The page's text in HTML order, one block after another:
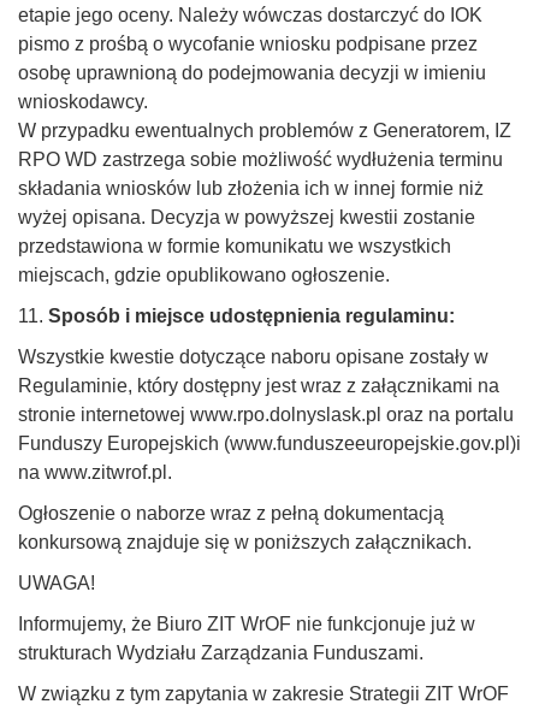
etapie jego oceny. Należy wówczas dostarczyć do IOK
pismo z prośbą o wycofanie wniosku podpisane przez
osobę uprawnioną do podejmowania decyzji w imieniu
wnioskodawcy.
W przypadku ewentualnych problemów z Generatorem, IZ
RPO WD zastrzega sobie możliwość wydłużenia terminu
składania wniosków lub złożenia ich w innej formie niż
wyżej opisana. Decyzja w powyższej kwestii zostanie
przedstawiona w formie komunikatu we wszystkich
miejscach, gdzie opublikowano ogłoszenie.
11. Sposób i miejsce udostępnienia regulaminu:
Wszystkie kwestie dotyczące naboru opisane zostały w
Regulaminie, który dostępny jest wraz z załącznikami na
stronie internetowej www.rpo.dolnyslask.pl oraz na portalu
Funduszy Europejskich (www.funduszeeuropejskie.gov.pl)i
na www.zitwrof.pl.
Ogłoszenie o naborze wraz z pełną dokumentacją
konkursową znajduje się w poniższych załącznikach.
UWAGA!
Informujemy, że Biuro ZIT WrOF nie funkcjonuje już w
strukturach Wydziału Zarządzania Funduszami.
W związku z tym zapytania w zakresie Strategii ZIT WrOF